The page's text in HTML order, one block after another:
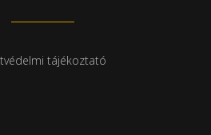
tájékoztató